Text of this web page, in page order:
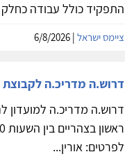
התפקיד כולל עבודה כחלק
ציימס ישראל| 6/8/2026
דרוש.ה מדריכ.ה לקבוצת
דרוש.ה מדריכ.ה למועדון
לפרטים: אורין...